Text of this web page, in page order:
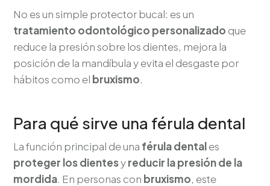
No es un simple protector bucal: es un
tratamiento odontológico personalizado que
reduce la presión sobre los dientes, mejora la
posición de la mandíbula y evita el desgaste por
hábitos como el bruxismo.
Para qué sirve una férula dental
La función principal de una férula dentales
proteger los dientesyreducir la presión de la
mordida. En personas con bruxismo, este